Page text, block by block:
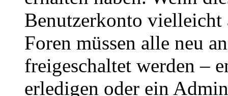
Benutzerkonto
Foren müssen alle neu
freigeschaltet werden –
erledigen oder ein